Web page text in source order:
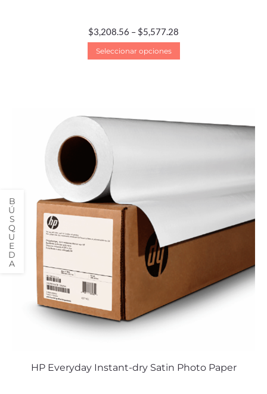
$3,208.56 – $5,577.28
Seleccionar opciones
HP Everyday Instant-dry Satin Photo Paper